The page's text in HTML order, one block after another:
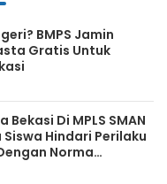
BMPS Jamin
Gratis Untuk
Di MPLS SMAN
Siswa Hindari Perilaku
Norma